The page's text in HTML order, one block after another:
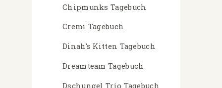
Chipmunks Tagebuch
Cremi Tagebuch
Dinah's Kitten Tagebuch
Dreamteam Tagebuch
Dschungel Trio Tagebuch